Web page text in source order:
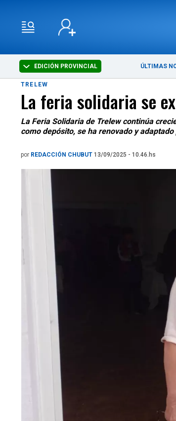
EDICIÓN PROVINCIAL ÚLTIMAS
TRELEW
La feria solidaria se
La Feria Solidaria de Trelew continúa
como depósito, se ha renovado y
por REDACCIÓN CHUBUT 13/09/2025 - 10.46.hs